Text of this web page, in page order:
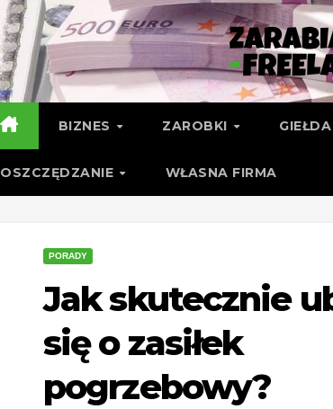
BIZNES ZAROBKI GIEŁDA
OSZCZĘDZANIE WŁASNA FIRMA
PORADY
Jak skutecznie
się o zasiłek
pogrzebowy?